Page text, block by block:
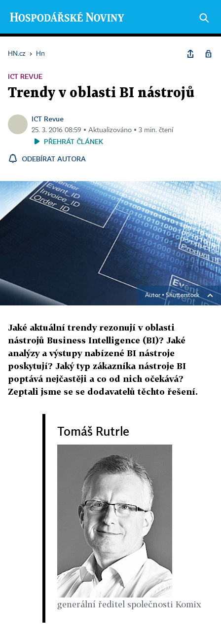
HN.cz › Hn
ICT REVUE
Trendy v oblasti BI nástrojů
ICT Revue
25. 3. 2016 08:59 ▪ Aktualizováno ▪ 3 min. čtení
PŘEHRÁT ČLÁNEK
ODEBÍRAT AUTORA
Autor ▪ Shutterstock
Jaké aktuální trendy rezonují v oblasti
nástrojů Business Intelligence (BI)? Jaké
analýzy a výstupy nabízené BI nástroje
poskytují? Jaký typ zákazníka nástroje BI
poptává nejčastěji a co od nich očekává?
Zeptali jsme se se dodavatelů těchto řešení.
Tomáš Rutrle
generální ředitel společnosti Komix